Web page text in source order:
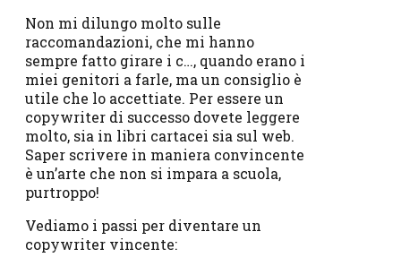
Non mi dilungo molto sulle
raccomandazioni, che mi hanno
sempre fatto girare i c…, quando erano i
miei genitori a farle, ma un consiglio è
utile che lo accettiate. Per essere un
copywriter di successo dovete leggere
molto, sia in libri cartacei sia sul web.
Saper scrivere in maniera convincente
è un’arte che non si impara a scuola,
purtroppo!
Vediamo i passi per diventare un
copywriter vincente: